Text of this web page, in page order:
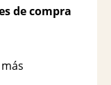
de compra